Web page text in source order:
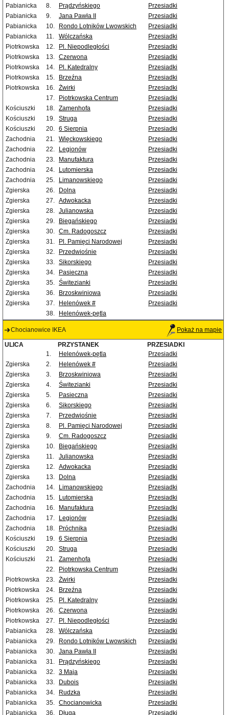
Pabianicka
8. Prądzyńskiego
Przesiadki
Pabianicka
9. Jana Pawła II
Przesiadki
Pabianicka
10. Rondo Lotników Lwowskich
Przesiadki
Pabianicka
11. Wólczańska
Przesiadki
Piotrkowska
12. Pl. Niepodległości
Przesiadki
Piotrkowska
13. Czerwona
Przesiadki
Piotrkowska
14. Pl. Katedralny
Przesiadki
Piotrkowska
15. Brzeźna
Przesiadki
Piotrkowska
16. Żwirki
Przesiadki
17.
Piotrkowska Centrum
Przesiadki
Kościuszki
18. Zamenhofa
Przesiadki
Kościuszki
19. Struga
Przesiadki
Kościuszki
20. 6 Sierpnia
Przesiadki
Zachodnia
21. Więckowskiego
Przesiadki
Zachodnia
22. Legionów
Przesiadki
Zachodnia
23. Manufaktura
Przesiadki
Zachodnia
24. Lutomierska
Przesiadki
Zachodnia
25. Limanowskiego
Przesiadki
Zgierska
26. Dolna
Przesiadki
Zgierska
27. Adwokacka
Przesiadki
Zgierska
28. Julianowska
Przesiadki
Zgierska
29. Biegańskiego
Przesiadki
Zgierska
30. Cm. Radogoszcz
Przesiadki
Zgierska
31. Pl. Pamięci Narodowej
Przesiadki
Zgierska
32. Przedwiośnie
Przesiadki
Zgierska
33. Sikorskiego
Przesiadki
Zgierska
34. Pasieczna
Przesiadki
Zgierska
35. Świtezianki
Przesiadki
Zgierska
36. Brzoskwiniowa
Przesiadki
Zgierska
37. Helenówek #
Przesiadki
38.
Helenówek-pętla
Chocianowice IKEA Pokaż na mapie
ULICA PRZYSTANEK
PRZESIADKI
1.
Helenówek-pętla
Przesiadki
Zgierska
2. Helenówek #
Przesiadki
Zgierska
3. Brzoskwiniowa
Przesiadki
Zgierska
4. Świtezianki
Przesiadki
Zgierska
5. Pasieczna
Przesiadki
Zgierska
6. Sikorskiego
Przesiadki
Zgierska
7. Przedwiośnie
Przesiadki
Zgierska
8. Pl. Pamięci Narodowej
Przesiadki
Zgierska
9. Cm. Radogoszcz
Przesiadki
Zgierska
10. Biegańskiego
Przesiadki
Zgierska
11. Julianowska
Przesiadki
Zgierska
12. Adwokacka
Przesiadki
Zgierska
13. Dolna
Przesiadki
Zachodnia
14. Limanowskiego
Przesiadki
Zachodnia
15. Lutomierska
Przesiadki
Zachodnia
16. Manufaktura
Przesiadki
Zachodnia
17. Legionów
Przesiadki
Zachodnia
18. Próchnika
Przesiadki
Kościuszki
19. 6 Sierpnia
Przesiadki
Kościuszki
20. Struga
Przesiadki
Kościuszki
21. Zamenhofa
Przesiadki
22.
Piotrkowska Centrum
Przesiadki
Piotrkowska
23. Żwirki
Przesiadki
Piotrkowska
24. Brzeźna
Przesiadki
Piotrkowska
25. Pl. Katedralny
Przesiadki
Piotrkowska
26. Czerwona
Przesiadki
Piotrkowska
27. Pl. Niepodległości
Przesiadki
Pabianicka
28. Wólczańska
Przesiadki
Pabianicka
29. Rondo Lotników Lwowskich
Przesiadki
Pabianicka
30. Jana Pawła II
Przesiadki
Pabianicka
31. Prądzyńskiego
Przesiadki
Pabianicka
32. 3 Maja
Przesiadki
Pabianicka
33. Dubois
Przesiadki
Pabianicka
34. Rudzka
Przesiadki
Pabianicka
35. Chocianowicka
Przesiadki
Pabianicka
36. Długa Przesiadki